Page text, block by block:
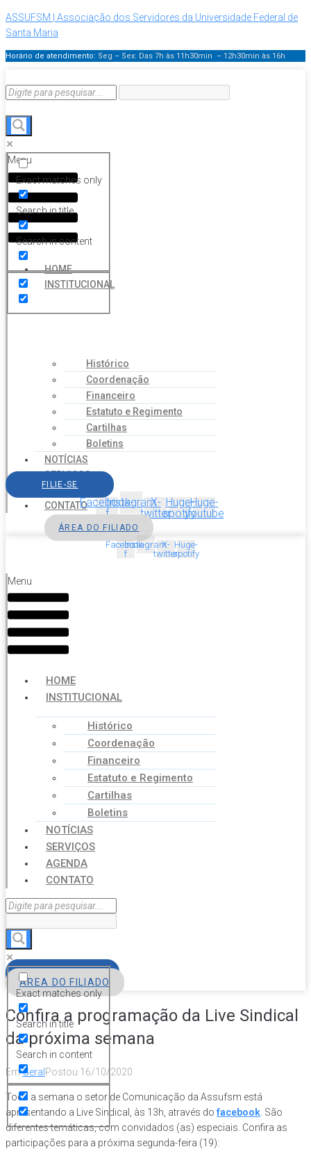
ASSUFSM | Associação dos Servidores da Universidade Federal de
Santa Maria
Horário de atendimento: Seg – Sex: Das 7h às 11h30min – 12h30min às 16h
Exact matches only
Search in title
Search in content
Menu
HOME
INSTITUCIONAL
Histórico
Coordenação
Financeiro
Estatuto e Regimento
Cartilhas
Boletins
NOTÍCIAS
SERVIÇOS
AGENDA
CONTATO
FILIE-SE
Facebook-
f
InstagramX-
twitter
Huge-
spotify
Huge-
youtube
ÁREA DO FILIADO
Facebook-
f
InstagramX-
twitter
Huge-
spotify
Menu
HOME
INSTITUCIONAL
Histórico
Coordenação
Financeiro
Estatuto e Regimento
Cartilhas
Boletins
NOTÍCIAS
SERVIÇOS
AGENDA
CONTATO
Exact matches only
Search in title
Search in content
ÁREA DO FILIADO
Confira a programação da Live Sindical
da próxima semana
EmGeral Postou 16/10/2020
Toda a semana o setor de Comunicação da Assufsm está
apresentando a Live Sindical, às 13h, através do facebook . São
diferentes temáticas, com convidados (as) especiais. Confira as
participações para a próxima segunda-feira (19):